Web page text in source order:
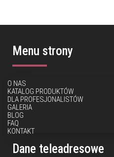
Menu strony
O NAS
KATALOG PRODUKTÓW
DLA PROFESJONALISTÓW
GALERIA
BLOG
FAQ
KONTAKT
Dane teleadresowe